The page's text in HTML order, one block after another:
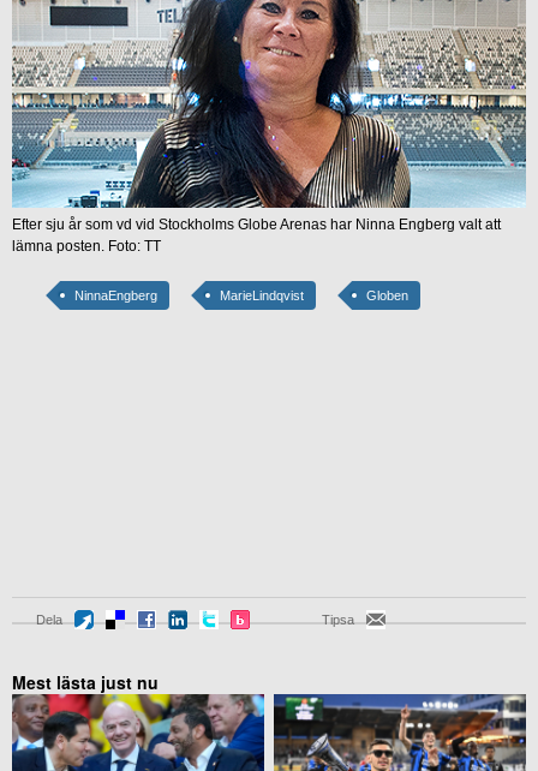
Efter sju år som vd vid Stockholms Globe Arenas har Ninna Engberg valt att
lämna posten. Foto: TT
NinnaEngberg MarieLindqvist Globen
Dela Tipsa
Mest lästa just nu